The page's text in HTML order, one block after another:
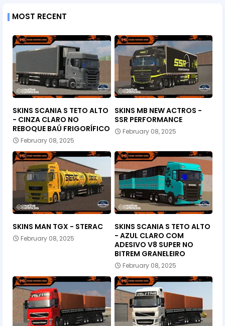
MOST RECENT
SKINS SCANIA S TETO ALTO
- CINZA CLARO NO
REBOQUE BAÚ FRIGORÍFICO
February 08, 2025
SKINS MB NEW ACTROS -
SSR PERFORMANCE
February 08, 2025
SKINS MAN TGX - STERAC
February 08, 2025
SKINS SCANIA S TETO ALTO
- AZUL CLARO COM
ADESIVO V8 SUPER NO
BITREM GRANELEIRO
February 08, 2025